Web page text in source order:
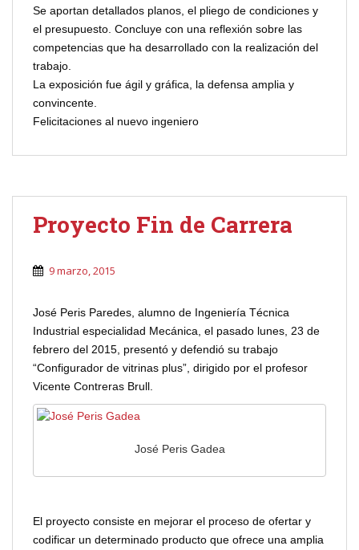
Se aportan detallados planos, el pliego de condiciones y
el presupuesto. Concluye con una reflexión sobre las
competencias que ha desarrollado con la realización del
trabajo.
La exposición fue ágil y gráfica, la defensa amplia y
convincente.
Felicitaciones al nuevo ingeniero
Proyecto Fin de Carrera
9 marzo, 2015
José Peris Paredes, alumno de Ingeniería Técnica
Industrial especialidad Mecánica, el pasado lunes, 23 de
febrero del 2015, presentó y defendió su trabajo
“Configurador de vitrinas plus”, dirigido por el profesor
Vicente Contreras Brull.
José Peris Gadea
El proyecto consiste en mejorar el proceso de ofertar y
codificar un determinado producto que ofrece una amplia